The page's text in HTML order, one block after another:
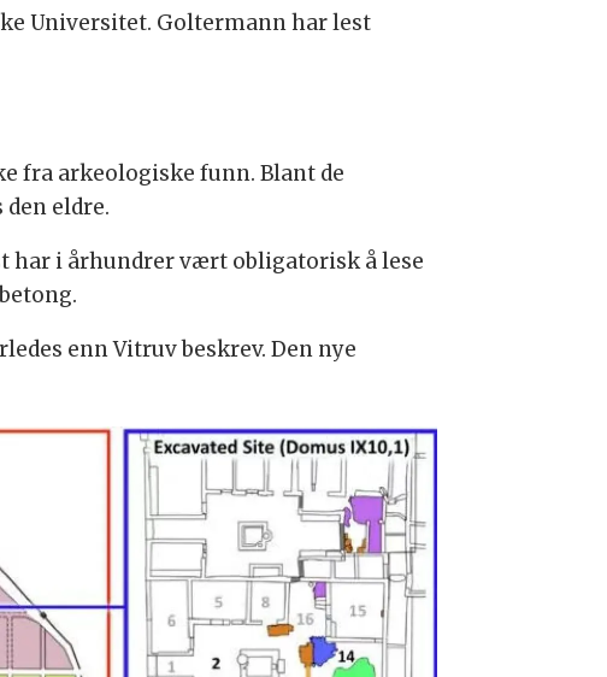
Universitet. Goltermann har lest
fra arkeologiske funn. Blant de
eldre.
i århundrer vært obligatorisk å lese
enn Vitruv beskrev. Den nye